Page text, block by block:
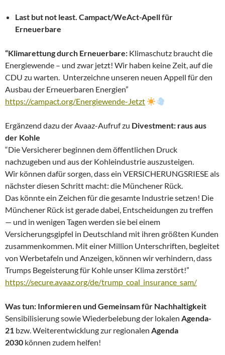
Last but not least. Campact/WeAct-Apell für
Erneuerbare
“Klimarettung durch Erneuerbare: Klimaschutz braucht die
Energiewende – und zwar jetzt! Wir haben keine Zeit, auf die
CDU zu warten. Unterzeichne unseren neuen Appell für den
Ausbau der Erneuerbaren Energien”
https://campact.org/Energiewende-Jetzt
Ergänzend dazu der Avaaz-Aufruf zu Divestment: raus aus
der Kohle
“Die Versicherer beginnen dem öffentlichen Druck
nachzugeben und aus der Kohleindustrie auszusteigen.
Wir können dafür sorgen, dass ein VERSICHERUNGSRIESE als
nächster diesen Schritt macht: die Münchener Rück.
Das könnte ein Zeichen für die gesamte Industrie setzen! Die
Münchener Rück ist gerade dabei, Entscheidungen zu treffen
— und in wenigen Tagen werden sie bei einem
Versicherungsgipfel in Deutschland mit ihren größten Kunden
zusammenkommen. Mit einer Million Unterschriften, begleitet
von Werbetafeln und Anzeigen, können wir verhindern, dass
Trumps Begeisterung für Kohle unser Klima zerstört!”
https://secure.avaaz.org/de/trump_coal_insurance_sam/
Was tun: Informieren und Gemeinsam für Nachhaltigkeit
Sensibilisierung sowie Wiederbelebung der lokalen Agenda-
21 bzw. Weiterentwicklung zur regionalen Agenda
2030 können zudem helfen!